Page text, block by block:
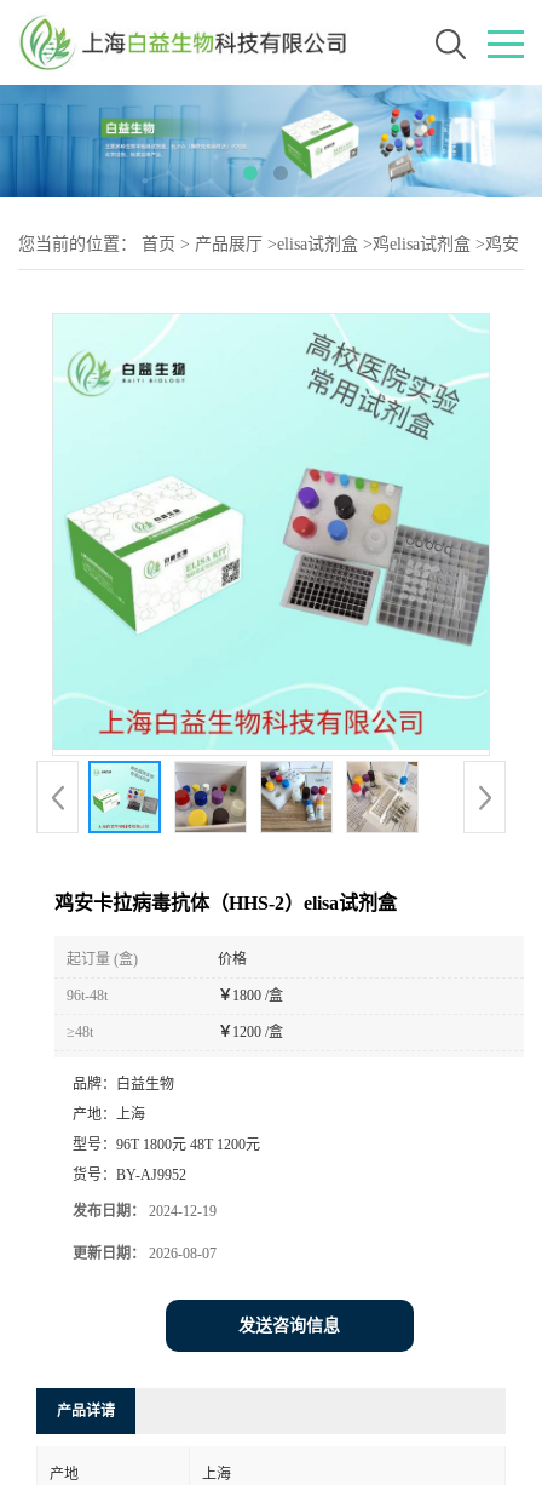
您当前的位置： 首页 > 产品展厅 >elisa试剂盒 >鸡elisa试剂盒 >鸡安
鸡安卡拉病毒抗体（HHS-2）elisa试剂盒
起订量 (盒) 价格
96t-48t ￥ 1800 /盒
≥48t ￥ 1200 /盒
品牌：
白益生物
产地： 上海
型号： 96T 1800元 48T 1200元
货号： BY-AJ9952
发布日期： 2024-12-19
更新日期： 2026-08-07
发送咨询信息
产品详请
产地 上海